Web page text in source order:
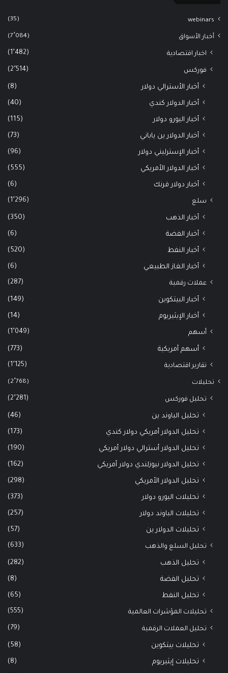
webinars
(35)
أخبار الأسواق (7٬084)
اخبار اقتصادية (1٬482)
فوركس (2٬514)
أخبار الأسترالي دولار (8)
أخبار الدولار كندي (40)
أخبار اليورو دولار (115)
أخبار الدولار ين ياباني (73)
أخبار الإسترليني دولار (96)
أخبار الدولار الأمريكي (555)
أخبار دولار فرنك (6)
سلع (1٬296)
أخبار الذهب (350)
أخبار الفضة (6)
أخبار النفط (520)
أخبار الغاز الطبيعي (6)
عملات رقمية (287)
أخبار البيتكوين (149)
أخبار الإيثيريوم (14)
أسهم (1٬049)
أسهم أمريكية (773)
تقارير اقتصادية (1٬125)
تحليلات (2٬768)
تحليل فوركس (2٬281)
تحليل الباوند ين (46)
تحليل الدولار أمريكي دولار كندي (173)
تحليل الدولار أسترالي دولار أمريكي (190)
تحليل الدولار نيوزلندي دولار أمريكي (162)
تحليل الدولار الأمريكي (298)
تحليلات اليورو دولار (373)
تحليلات الباوند دولار (257)
تحليلات الدولار ين (57)
تحليل السلع والذهب (633)
تحليل الذهب (282)
تحليل الفضة (8)
تحليل النفط (65)
تحليلات المؤشرات العالمية (555)
تحليل العملات الرقمية (79)
تحليلات بيتكوين (58)
تحليلات إيثيريوم (8)